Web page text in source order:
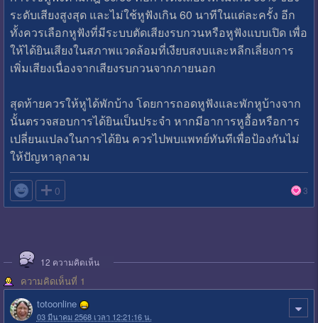
ระดับเสียงสูงสุด และไม่ใช้หูฟังเกิน 60 นาทีในแต่ละครั้ง อีก
ทั้งควรเลือกหูฟังที่มีระบบตัดเสียงรบกวนหรือหูฟังแบบเปิด เพื่อ
ให้ได้ยินเสียงในสภาพแวดล้อมที่เงียบสงบและหลีกเลี่ยงการ
เพิ่มเสียงเนื่องจากเสียงรบกวนจากภายนอก
สุดท้ายควรให้หูได้พักบ้าง โดยการถอดหูฟังและพักหูบ้างจาก
นั้นตรวจสอบการได้ยินเป็นประจำ หากมีอาการหูอื้อหรือการ
เปลี่ยนแปลงในการได้ยิน ควรไปพบแพทย์ทันทีเพื่อป้องกันไม่
ให้ปัญหาลุกลาม
 0 3
12 ความคิดเห็น
ความคิดเห็นที่ 1
totoonline
03 มีนาคม 2568 เวลา 12:21:16 น.